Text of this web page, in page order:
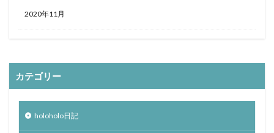
2020年11月
カテゴリー
holoholo日記